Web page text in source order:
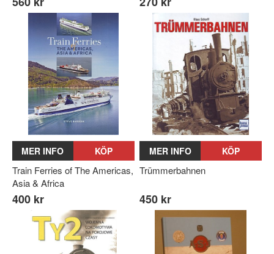
MER INFO KÖP
Train Ferries of The Americas,
Asia & Africa
400 kr
MER INFO KÖP
Trümmerbahnen
450 kr